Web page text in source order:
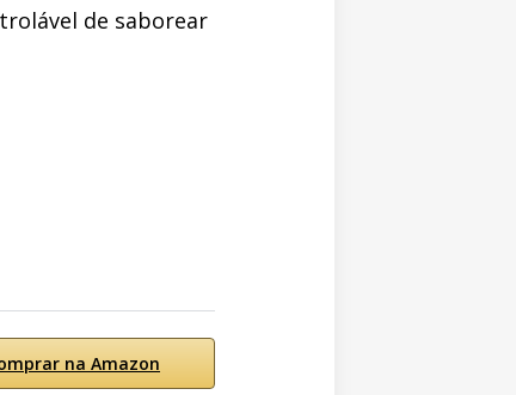
de saborear
na Amazon